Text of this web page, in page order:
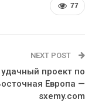
77
NEXT POST
удачный проект по
Европа —
sxemy.com